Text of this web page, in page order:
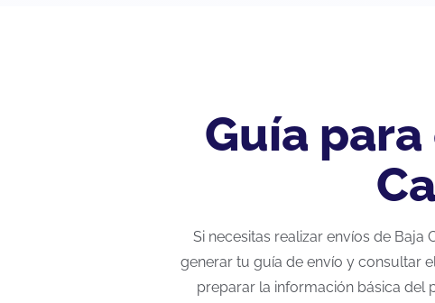
Guía
Si necesitas realizar envíos de
generar tu guía de envío y consultar
preparar la información básica del